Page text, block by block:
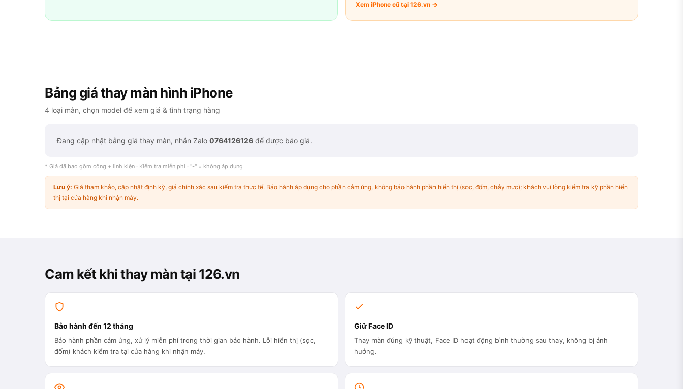
Xem iPhone cũ tại 126.vn →
Bảng giá thay màn hình iPhone
4 loại màn, chọn model để xem giá & tình trạng hàng
Đang cập nhật bảng giá thay màn, nhắn Zalo 0764126126 để được báo giá.
* Giá đã bao gồm công + linh kiện · Kiểm tra miễn phí · "-" = không áp dụng
Lưu ý: Giá tham khảo, cập nhật định kỳ, giá chính xác sau kiểm tra thực tế. Bảo hành áp dụng cho phần cảm ứng, không bảo hành phần hiển thị (sọc, đốm, chảy mực); khách vui lòng kiểm tra kỹ phần hiển
thị tại cửa hàng khi nhận máy.
Cam kết khi thay màn tại 126.vn
Bảo hành đến 12 tháng
Bảo hành phần cảm ứng, xử lý miễn phí trong thời gian bảo hành. Lỗi hiển thị (sọc,
đốm) khách kiểm tra tại cửa hàng khi nhận máy.
Giữ Face ID
Thay màn đúng kỹ thuật, Face ID hoạt động bình thường sau thay, không bị ảnh
hưởng.